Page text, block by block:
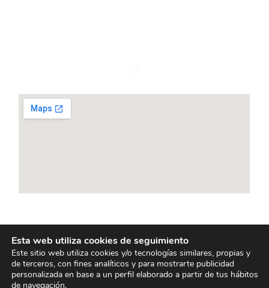
Conoce también
Tacos y comida
Esta web utiliza cookies de seguimiento
Este sitio web utiliza cookies y/o tecnologías similares, propias y
de terceros, con fines analíticos y para mostrarte publicidad
personalizada en base a un perfil elaborado a partir de tus hábitos
de navegación.